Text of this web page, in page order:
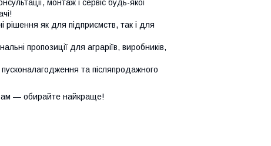
монтаж і сервіс будь-якої
як для підприємств, так і для
пропозиції для аграріїв, виробників,
та післяпродажного
— обирайте найкраще!